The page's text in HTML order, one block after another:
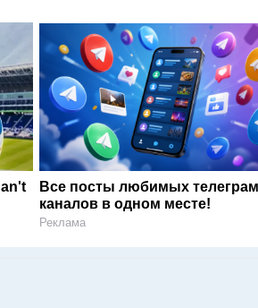
Все посты любимых
каналов в одном месте!
Реклама